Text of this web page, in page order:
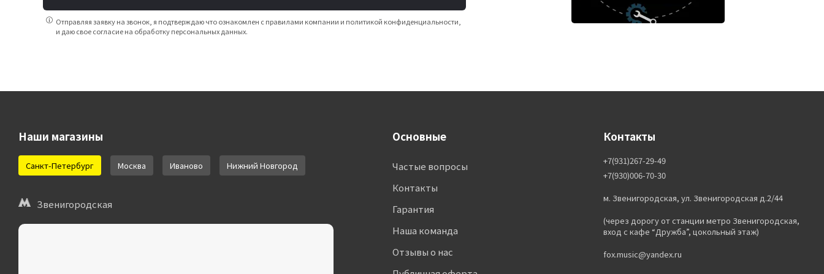
Отправляя заявку на звонок, я подтверждаю что ознакомлен с правилами компании и политикой конфиденциальности,
и даю свое согласие на обработку персональных данных.
Наши магазины
Санкт-Петербург Москва Иваново Нижний Новгород
Звенигородская
Основные
Частые вопросы
Контакты
Гарантия
Наша команда
Отзывы о нас
Контакты
+7(931)267-29-49
+7(930)006-70-30
м. Звенигородская, ул. Звенигородская д.2/44
(через дорогу от станции метро Звенигородская,
вход с кафе “Дружба”, цокольный этаж)
fox.music@yandex.ru